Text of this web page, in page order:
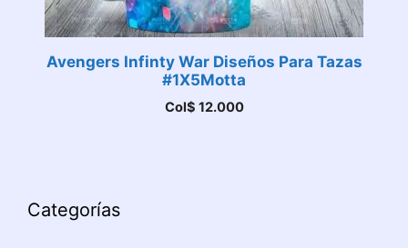
Avengers Infinty War Diseños Para Tazas
#1X5Motta
Col$ 12.000
Categorías